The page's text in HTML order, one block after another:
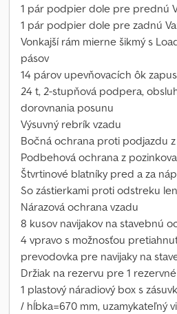
1 pár podpier dole pre prednú
1 pár podpier dole pre zadnú
Vonkajší rám mierne šikmý s
pásov
14 párov upevňovacích ôk
24 t, 2-stupňová podpera,
dorovnania posunu
Výsuvný rebrík vzadu
Bočná ochrana proti podjazdu
Podbehová ochrana z
Štvrtinové blatníky pred a za
So zástierkami proti odstreku
Nárazová ochrana vzadu
8 kusov navijakov na stavebnú
4 vpravo s možnosťou
prevodovka pre navijaky na
Držiak na rezervu pre 1
1 plastový náradiový box s
/ hĺbka=670 mm, uzamykateľný